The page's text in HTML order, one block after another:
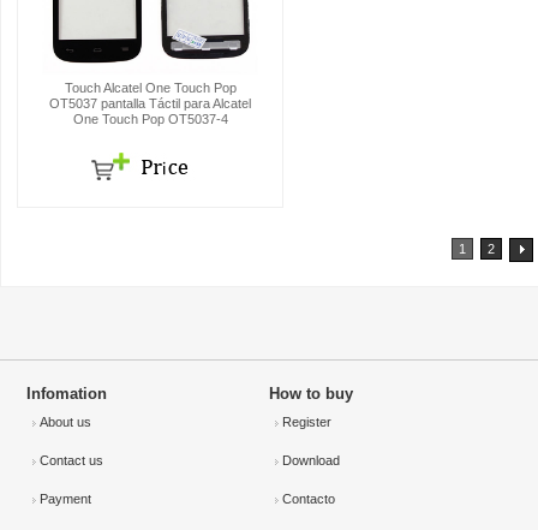
Touch Alcatel One Touch Pop
OT5037 pantalla Táctil para Alcatel
One Touch Pop OT5037-4
1 2
Infomation
About us
Contact us
Payment
How to buy
Register
Download
Contacto